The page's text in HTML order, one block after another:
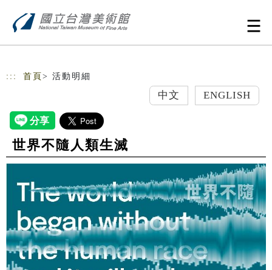
::: 首頁 > 活動明細
中文 ENGLISH
世界不隨人類生滅